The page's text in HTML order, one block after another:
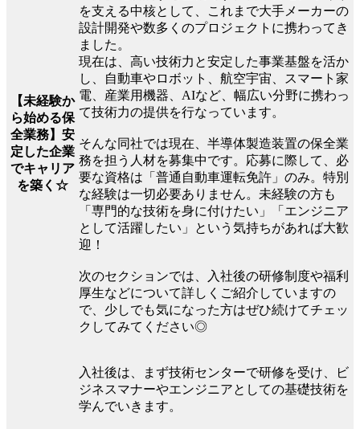
【未経験か
ら始める保
全業務】安
定した企業
でキャリア
を築く☆
を支える中核として、これまで大手メーカーの
設計開発や数多くのプロジェクトに携わってき
ました。
現在は、高い技術力と安定した事業基盤を活か
し、自動車やロボット、航空宇宙、スマート家
電、産業用機器、AIなど、幅広い分野に携わっ
て技術力の提供を行なっています。
そんな同社では現在、半導体製造装置の保全業
務を担う人材を募集中です。応募に際して、必
要な資格は「普通自動車運転免許」のみ。特別
な経験は一切必要ありません。未経験の方も
「専門的な技術を身に付けたい」「エンジニア
として活躍したい」という気持ちがあれば大歓
迎！
次のセクションでは、入社後の研修制度や福利
厚生などについて詳しくご紹介していますの
で、少しでも気になった方はぜひ続けてチェッ
クしてみてください◎
入社後は、まず技術センターで研修を受け、ビ
ジネスマナーやエンジニアとしての基礎技術を
学んでいきます。